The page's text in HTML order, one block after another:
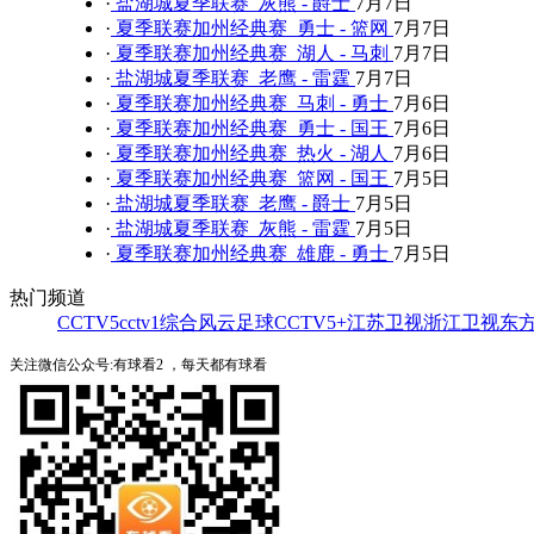
· 夏季联赛加州经典赛 勇士 - 篮网 7月7日
· 夏季联赛加州经典赛 湖人 - 马刺 7月7日
· 盐湖城夏季联赛 老鹰 - 雷霆 7月7日
· 夏季联赛加州经典赛 马刺 - 勇士 7月6日
· 夏季联赛加州经典赛 勇士 - 国王 7月6日
· 夏季联赛加州经典赛 热火 - 湖人 7月6日
· 夏季联赛加州经典赛 篮网 - 国王 7月5日
· 盐湖城夏季联赛 老鹰 - 爵士 7月5日
· 盐湖城夏季联赛 灰熊 - 雷霆 7月5日
· 夏季联赛加州经典赛 雄鹿 - 勇士 7月5日
热门频道
CCTV5cctv1综合风云足球CCTV5+江苏卫视浙江卫视东
关注微信公众号:有球看2 ，每天都有球看